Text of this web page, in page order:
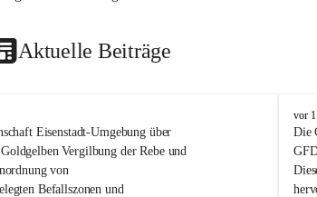
Aktuelle Beiträge
Eisenstadt-Umgebung über
Vergilbung der Rebe und
von
Befallszonen und
O
s
l
i
p
vor
Die